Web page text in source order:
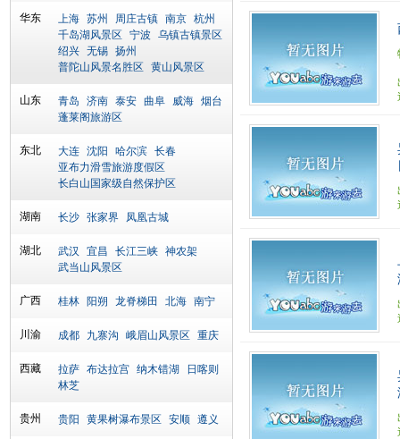
华东 上海 苏州 周庄古镇 南京 杭州
千岛湖风景区
宁波
乌镇古镇景区
绍兴 无锡 扬州
普陀山风景名胜区
黄山风景区
山东 青岛 济南 泰安 曲阜 威海 烟台
蓬莱阁旅游区
东北 大连 沈阳 哈尔滨 长春
亚布力滑雪旅游度假区
长白山国家级自然保护区
湖南 长沙 张家界 凤凰古城
湖北 武汉 宜昌 长江三峡 神农架
武当山风景区
广西 桂林 阳朔 龙脊梯田 北海 南宁
川渝 成都 九寨沟 峨眉山风景区 重庆
西藏 拉萨 布达拉宫 纳木错湖
日喀则
林芝
贵州 贵阳 黄果树瀑布景区 安顺 遵义